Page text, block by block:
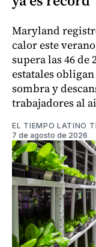
Maryland
calor este
supera las 46 de
estatales
sombra y
trabajadores al
EL TIEMPO LATINO
7 de agosto de 2026